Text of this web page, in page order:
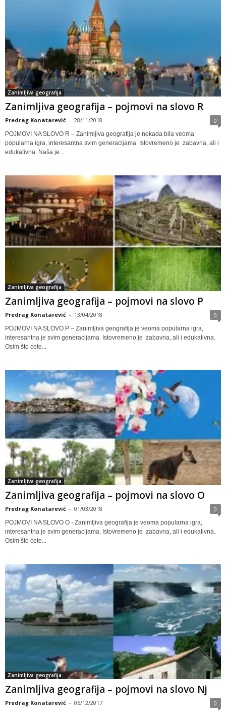
Zanimljiva geografija
Zanimljiva geografija – pojmovi na slovo R
Predrag Konatarević - 28/11/2018 0
POJMOVI NA SLOVO R – Zanimljiva geografija je nekada bila veoma
popularna igra, interesantna svim generacijama. Istovremeno je zabavna, ali i
edukativna. Naša je...
Zanimljiva geografija
Zanimljiva geografija – pojmovi na slovo P
Predrag Konatarević - 13/04/2018 0
POJMOVI NA SLOVO P – Zanimljiva geografija je veoma popularna igra,
interesantna je svim generacijama. Istovremeno je zabavna, ali i edukativna.
Osim što ćete...
Zanimljiva geografija
Zanimljiva geografija – pojmovi na slovo O
Predrag Konatarević - 01/03/2018 0
POJMOVI NA SLOVO O - Zanimljiva geografija je veoma popularna igra,
interesantna je svim generacijama. Istovremeno je zabavna, ali i edukativna.
Osim što ćete...
Zanimljiva geografija
Zanimljiva geografija – pojmovi na slovo Nj
Predrag Konatarević - 05/12/2017 0